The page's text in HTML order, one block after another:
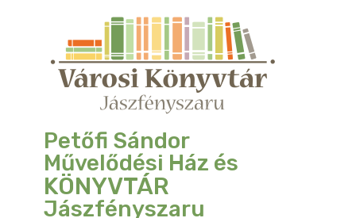
Petőfi Sándor
Művelődési Ház és
KÖNYVTÁR
Jászfényszaru